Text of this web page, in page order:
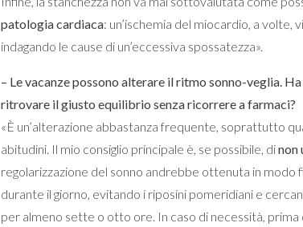
patologia cardiaca: un’ischemia del miocardio, a volte,
indagando le cause di un’eccessiva spossatezza».
– Le vacanze possono alterare il ritmo sonno-veglia.
ritrovare il giusto equilibrio senza ricorrere a farmaci?
«È un’alterazione abbastanza frequente, soprattutto
abitudini. Il mio consiglio principale è, se possibile, dinon
regolarizzazione del sonno andrebbe ottenuta in modo
durante il giorno, evitando i riposini pomeridiani e
per almeno sette o otto ore. In caso di necessità,